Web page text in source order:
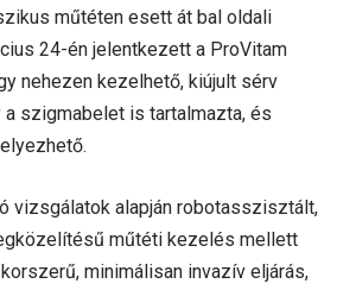
műtéten esett át bal oldali
24-én jelentkezett a ProVitam
nehezen kezelhető, kiújult sérv
szigmabelet is tartalmazta, és
vizsgálatok alapján robotasszisztált,
műtéti kezelés mellett
minimálisan invazív eljárás,